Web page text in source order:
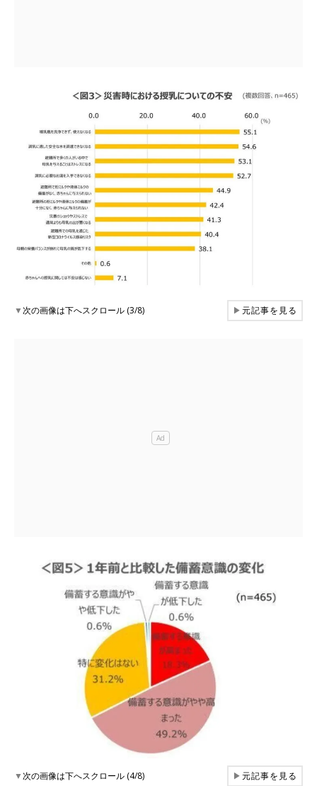
▼次の画像は下へスクロール (3/8) ▶元記事を見る
▼次の画像は下へスクロール (4/8) ▶元記事を見る